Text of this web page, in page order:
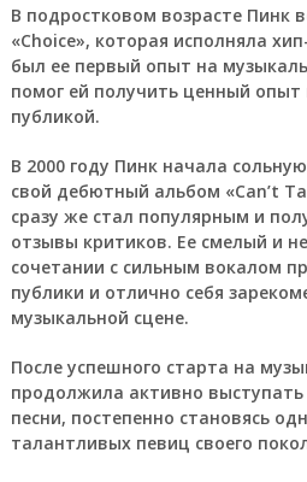
В подростковом возрасте Пинк
«Choice», которая исполняла
был ее первый опыт на
помог ей получить ценный опыт
публикой.
В 2000 году Пинк начала
свой дебютный альбом «Can’t
сразу же стал популярным и
отзывы критиков. Ее смелый и
сочетании с сильным вокалом
публики и отлично себя
музыкальной сцене.
После успешного старта на
продолжила активно
песни, постепенно становясь
талантливых певиц своего